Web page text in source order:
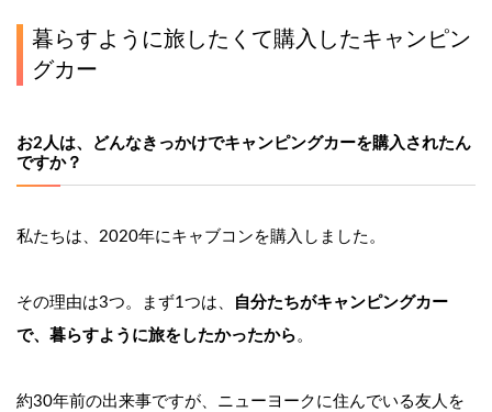
暮らすように旅したくて購入したキャンピン
グカー
お2人は、どんなきっかけでキャンピングカーを購入されたん
ですか？
私たちは、2020年にキャブコンを購入しました。
その理由は3つ。まず1つは、
自分たちがキャンピングカー
で、暮らすように旅をしたかったから。
約30年前の出来事ですが、ニューヨークに住んでいる友人を